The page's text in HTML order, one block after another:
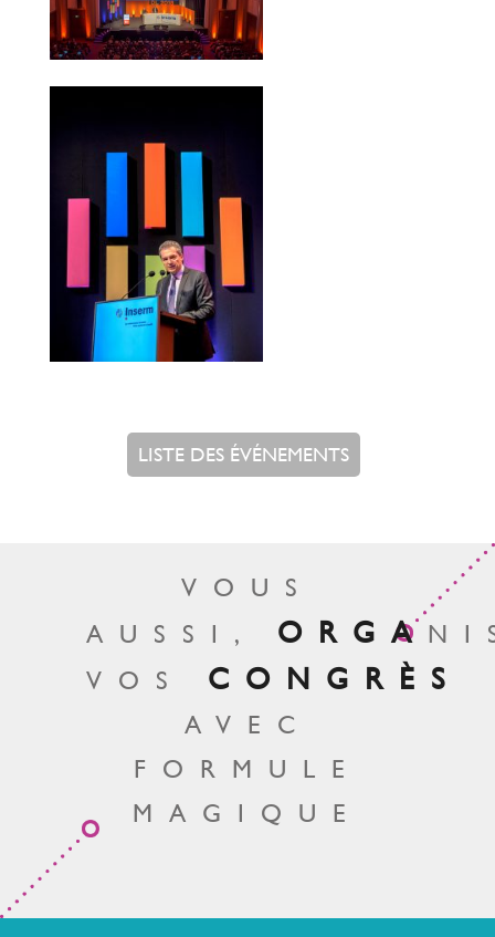
LISTE DES ÉVÉNEMENTS
VOUS
AUSSI, ORGA
VOS CONGRÈS
AVEC
FORMULE
MAGIQUE